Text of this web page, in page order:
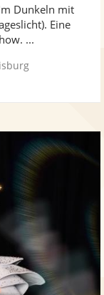
Fotos
5
Dunkeln mit
Eine
...